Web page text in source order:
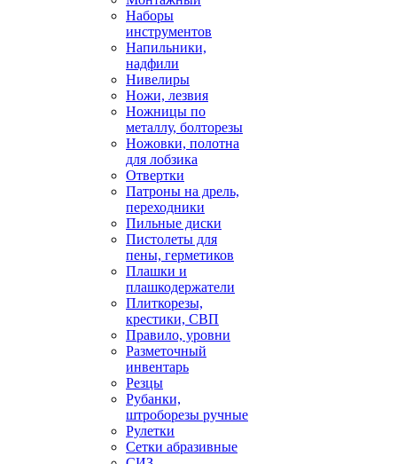
Наборы
инструментов
Напильники,
надфили
Нивелиры
Ножи, лезвия
Ножницы по
металлу, болторезы
Ножовки, полотна
для лобзика
Отвертки
Патроны на дрель,
переходники
Пильные диски
Пистолеты для
пены, герметиков
Плашки и
плашкодержатели
Плиткорезы,
крестики, СВП
Правило, уровни
Разметочный
инвентарь
Резцы
Рубанки,
штроборезы ручные
Рулетки
Сетки абразивные